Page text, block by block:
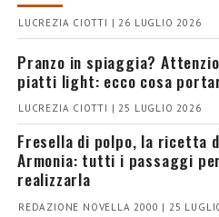
LUCREZIA CIOTTI | 26 LUGLIO 2026
Pranzo in spiaggia?
piatti light: ecco cosa
LUCREZIA CIOTTI | 25 LUGLIO 2026
Fresella di polpo, la ricetta
Armonia: tutti i passaggi per
realizzarla
REDAZIONE NOVELLA 2000 | 25